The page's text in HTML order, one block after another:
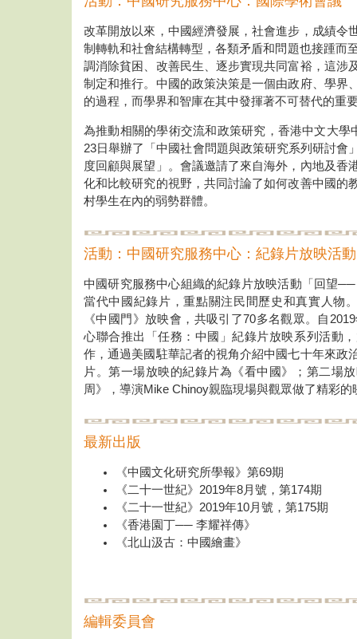
改革開放以來，中國經濟發展，社會進步，成績令
制轉軌和社會結構轉型，各類矛盾和問題也接踵而
調消除貧困、改善民生、逐步實現共同富裕，這涉
制定和推行。中國的政策決策是一個由政府、學界
的過程，而學界和智庫在其中發揮著不可替代的重
為推動相關的學術交流和政策研究，香港中文大學
23日舉辦了「中國社會問題與政策研究系列研討會
度回顧與展望」。會議邀請了來自海外，內地及香
化和比較研究的視野，共同討論了如何改善中國的
村學生在內的弱勢群體。
活動：中國研究服務中心：紀錄片放映活動
中國研究服務中心組織的紀錄片放映活動「回望
當代中國紀錄片，重點關注民間歷史和真實人物
《中國門》放映會，共吸引了70多名觀眾。自
心聯合推出「任務：中國」紀錄片放映系列活動
作，通過美國駐華記者的視角介紹中國七十年來政
片。第一場放映的紀錄片為《看中國》；第二場
周》，導演Mike Chinoy親臨現場與觀眾做了精彩的
最新出版
《中國文化研究所學報》第69期
《二十一世紀》2019年8月號，第174期
《二十一世紀》2019年10月號，第175期
《香港園丁── 李耀祥傳》
《北山汲古：中國繪畫》
編輯委員會